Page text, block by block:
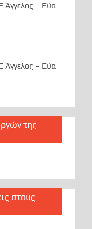
– Εύα
– Εύα
της
στους